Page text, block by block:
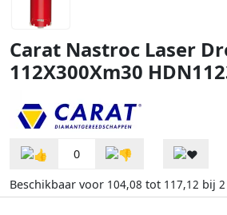
Carat Nastroc Laser
112X300Xm30
0
Beschikbaar voor 104,08 tot 117,12 bij 2